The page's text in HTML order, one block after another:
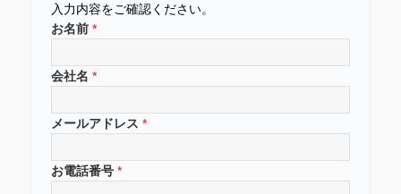
入力内容をご確認ください。
お名前 *
会社名 *
メールアドレス *
お電話番号 *